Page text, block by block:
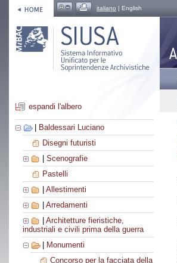
italiano | English
espandi l'albero
Baldessari Luciano
Disegni futuristi
Scenografie
Pastelli
Allestimenti
Arredamenti
Architetture fieristiche,
industriali e civili prima della guerra
Monumenti
Concorso per la facciata della